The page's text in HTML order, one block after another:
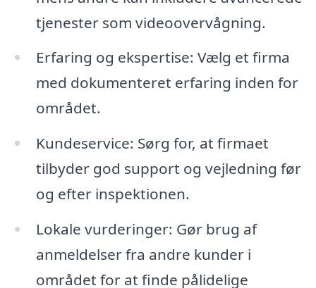
tjenester som videoovervågning.
Erfaring og ekspertise: Vælg et firma
med dokumenteret erfaring inden for
området.
Kundeservice: Sørg for, at firmaet
tilbyder god support og vejledning før
og efter inspektionen.
Lokale vurderinger: Gør brug af
anmeldelser fra andre kunder i
området for at finde pålidelige